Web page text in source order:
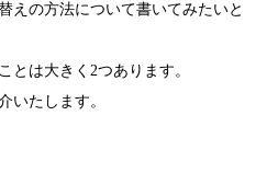
えの方法について書いてみたいと
とは大きく2つあります。
いたします。